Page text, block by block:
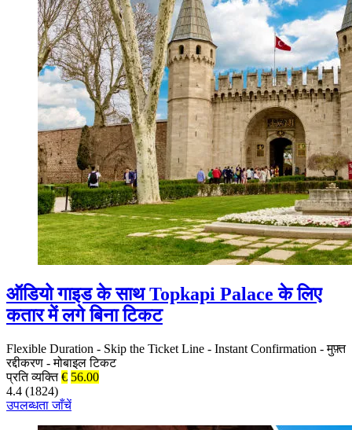
ऑडियो गाइड के साथ Topkapi Palace के लिए
कतार में लगे बिना टिकट
Flexible Duration - Skip the Ticket Line - Instant Confirmation - मुफ़्त
रद्दीकरण - मोबाइल टिकट
प्रति व्यक्ति € 56.00
4.4 (1824)
उपलब्धता जाँचें